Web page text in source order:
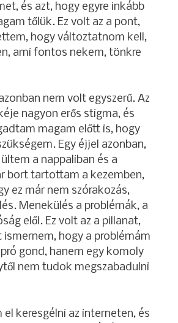
és azt, hogy egyre inkább
tőlük. Ez volt az a pont,
hogy változtatnom kell,
ami fontos nekem, tönkre
nem volt egyszerű. Az
nagyon erős stigma, és
magam előtt is, hogy
Egy éjjel azonban,
a nappaliban és a
bort tartottam a kezemben,
ez már nem szórakozás,
Menekülés a problémák, a
elől. Ez volt az a pillanat,
hogy a problémám
gond, hanem egy komoly
nem tudok megszabadulni
el keresgélni az interneten, és